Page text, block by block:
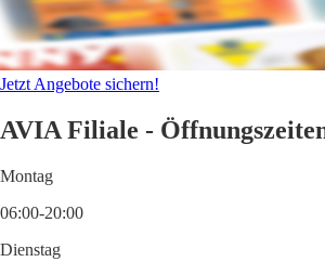
Jetzt Angebote sichern!
AVIA Filiale -
Montag
06:00-20:00
Dienstag